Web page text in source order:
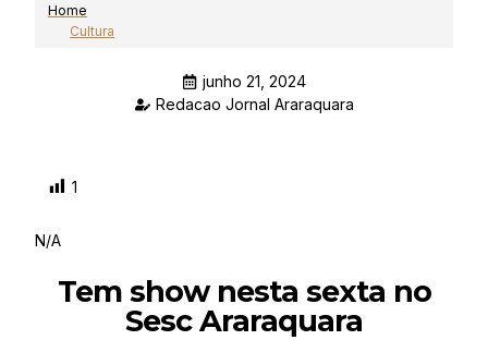
Home
Cultura
junho 21, 2024
Redacao Jornal Araraquara
1
N/A
Tem show nesta sexta no
Sesc Araraquara